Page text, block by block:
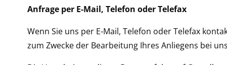
Anfrage per E-Mail, Telefon oder Telefax
Wenn Sie uns per E-Mail, Telefon oder Telefax
zum Zwecke der Bearbeitung Ihres Anliegens bei